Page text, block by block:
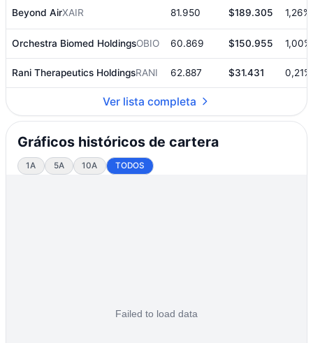
Beyond AirXAIR 81.950 $189.305 1,26%
Orchestra Biomed HoldingsOBIO 60.869 $150.955 1,00%
Rani Therapeutics HoldingsRANI 62.887 $31.431 0,21%
Ver lista completa
Gráficos históricos de cartera
1A 5A 10A TODOS